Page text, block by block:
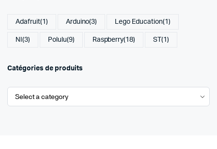
Adafruit(1) Arduino(3) Lego Education(1)
NI (3) Polulu(9) Raspberry(18) ST(1)
Catégories de produits